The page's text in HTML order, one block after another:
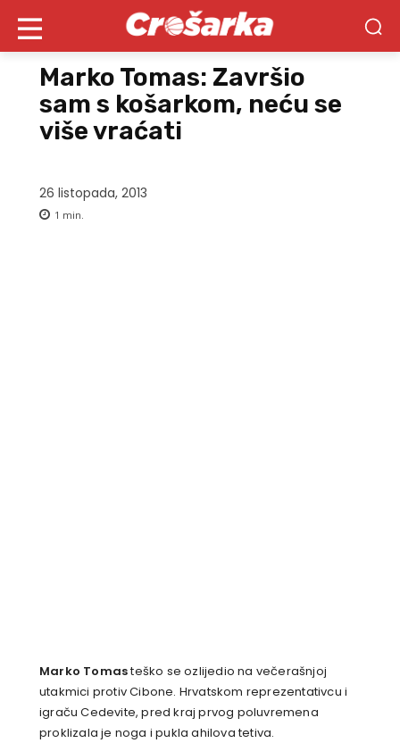
Marko Tomas: Završio
sam s košarkom, neću se
više vraćati
26 listopada, 2013
1 min.
Marko Tomasteško se ozlijedio na večerašnjoj
utakmici protiv Cibone. Hrvatskom reprezentativcu i
igraču Cedevite, pred kraj prvog poluvremena
proklizala je noga i pukla ahilova tetiva.